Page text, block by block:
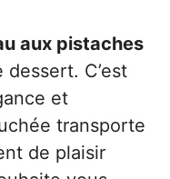
aux pistaches
dessert. C’est
et
transporte
de plaisir